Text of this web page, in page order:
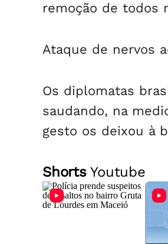
remoção de todos
Ataque de nervos
Os diplomatas
saudando, na
gesto os deixou à
ShortsYoutube